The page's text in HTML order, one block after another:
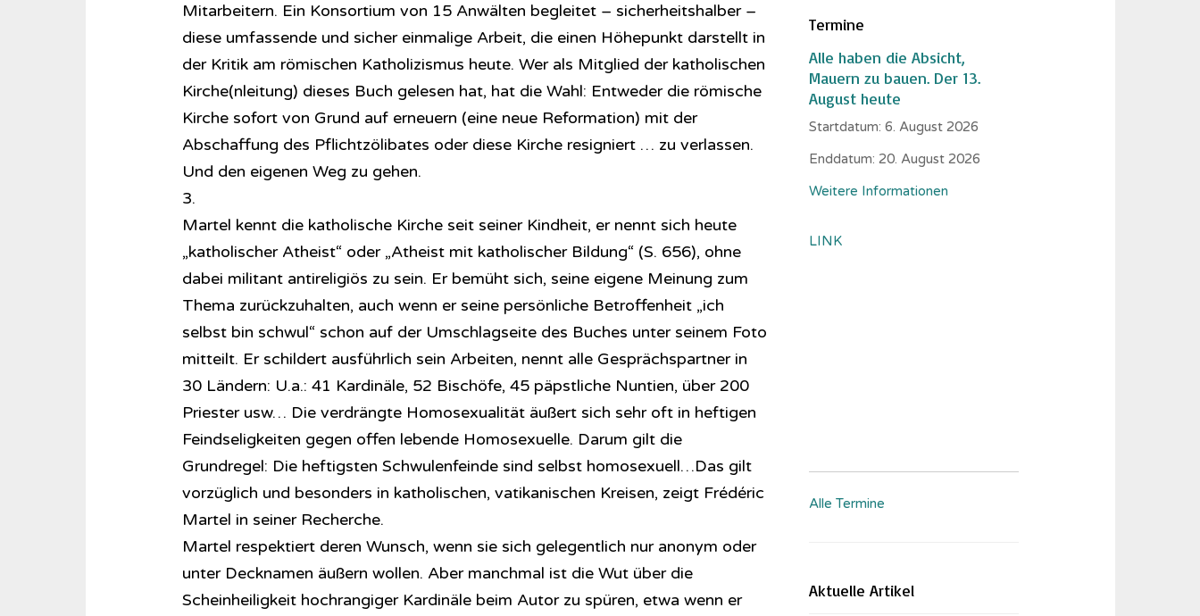
Mitarbeitern. Ein Konsortium von 15 Anwälten begleitet – sicherheitshalber –
diese umfassende und sicher einmalige Arbeit, die einen Höhepunkt darstellt in
der Kritik am römischen Katholizismus heute. Wer als Mitglied der katholischen
Kirche(nleitung) dieses Buch gelesen hat, hat die Wahl: Entweder die römische
Kirche sofort von Grund auf erneuern (eine neue Reformation) mit der
Abschaffung des Pflichtzölibates oder diese Kirche resigniert … zu verlassen.
Und den eigenen Weg zu gehen.
3.
Martel kennt die katholische Kirche seit seiner Kindheit, er nennt sich heute
„katholischer Atheist“ oder „Atheist mit katholischer Bildung“ (S. 656), ohne
dabei militant antireligiös zu sein. Er bemüht sich, seine eigene Meinung zum
Thema zurückzuhalten, auch wenn er seine persönliche Betroffenheit „ich
selbst bin schwul“ schon auf der Umschlagseite des Buches unter seinem Foto
mitteilt. Er schildert ausführlich sein Arbeiten, nennt alle Gesprächspartner in
30 Ländern: U.a.: 41 Kardinäle, 52 Bischöfe, 45 päpstliche Nuntien, über 200
Priester usw… Die verdrängte Homosexualität äußert sich sehr oft in heftigen
Feindseligkeiten gegen offen lebende Homosexuelle. Darum gilt die
Grundregel: Die heftigsten Schwulenfeinde sind selbst homosexuell…Das gilt
vorzüglich und besonders in katholischen, vatikanischen Kreisen, zeigt Frédéric
Martel in seiner Recherche.
Martel respektiert deren Wunsch, wenn sie sich gelegentlich nur anonym oder
unter Decknamen äußern wollen. Aber manchmal ist die Wut über die
Scheinheiligkeit hochrangiger Kardinäle beim Autor zu spüren, etwa wenn er
Termine
Alle haben die Absicht,
Mauern zu bauen. Der 13.
August heute
Startdatum:6. August 2026
Enddatum: 20. August 2026
Weitere Informationen
LINK
Alle Termine
Aktuelle Artikel